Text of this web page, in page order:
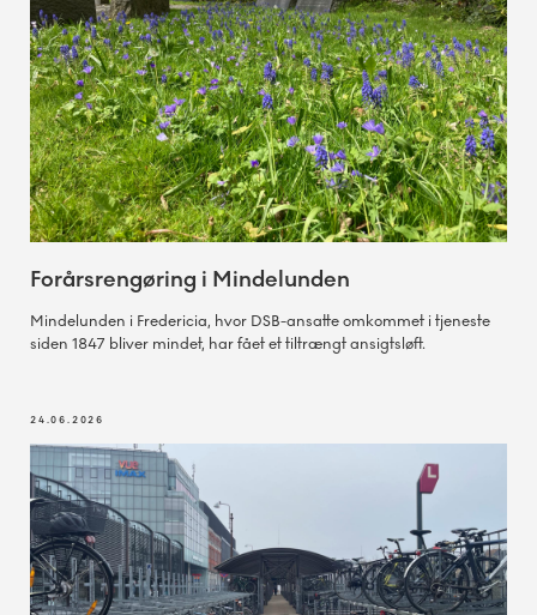
Forårsrengøring i Mindelunden
Mindelunden i Fredericia, hvor DSB-ansatte omkommet i tjeneste
siden 1847 bliver mindet, har fået et tiltrængt ansigtsløft.
24.06.2026